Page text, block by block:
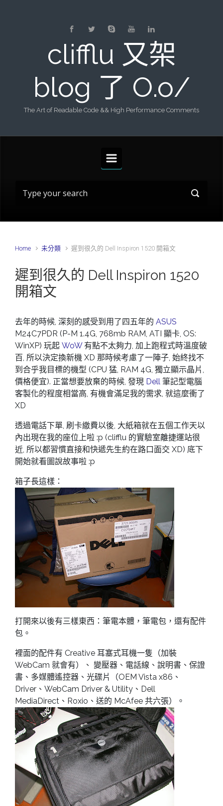
clifflu 又架
blog 了 O.o/
The Art of Readable Code && High Performance Comments
Home 未分類 遲到很久的 Dell Inspiron 1520 開箱文
遲到很久的 Dell Inspiron 1520
開箱文
去年的時候, 深刻的感受到用了四五年的 ASUS
M24C7PDR (P-M 1.4G, 768mb RAM, ATI 顯卡, OS:
WinXP) 玩起 WoW有點不太夠力, 加上跑程式時溫度破
百, 所以決定換新機 XD 那時候考慮了一陣子, 始終找不
到合乎我目標的機型 (CPU 猛, RAM 4G, 獨立顯示晶片,
價格便宜). 正當想要放棄的時候, 發現 Dell 筆記型電腦
客製化的程度相當高, 有機會滿足我的需求, 就這麼衝了
XD
透過電話下單, 刷卡繳費以後, 大紙箱就在五個工作天以
內出現在我的座位上啦 :p (clifflu 的實驗室離捷運站很
近, 所以都習慣直接和快遞先生約在路口面交 XD) 底下
開始就看圖說故事啦 :p
箱子長這樣：
打開來以後有三樣東西：筆電本體，筆電包，還有配件
包。
裡面的配件有 Creative 耳塞式耳機一隻（加裝
WebCam 就會有）、 變壓器、電話線、說明書、保證
書、多媒體遙控器、光碟片（OEM Vista x86、
Driver、WebCam Driver & Utility、Dell
MediaDirect、Roxio、送的 McAfee 共六張）。